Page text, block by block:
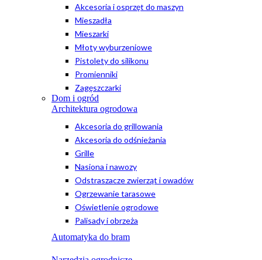
Akcesoria i osprzęt do maszyn
Mieszadła
Mieszarki
Młoty wyburzeniowe
Pistolety do silikonu
Promienniki
Zagęszczarki
Dom i ogród
Architektura ogrodowa
Akcesoria do grillowania
Akcesoria do odśnieżania
Grille
Nasiona i nawozy
Odstraszacze zwierząt i owadów
Ogrzewanie tarasowe
Oświetlenie ogrodowe
Palisady i obrzeża
Automatyka do bram